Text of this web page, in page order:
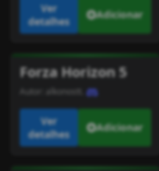
Ver
detalhes
Adicionar
Forza Horizon 5
Autor: alkonostt.
Ver
detalhes
Adicionar